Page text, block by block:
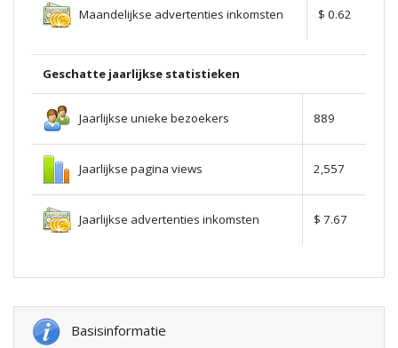
Maandelijkse advertenties inkomsten $ 0.62
Geschatte jaarlijkse statistieken
Jaarlijkse unieke bezoekers 889
Jaarlijkse pagina views 2,557
Jaarlijkse advertenties inkomsten $ 7.67
Basisinformatie